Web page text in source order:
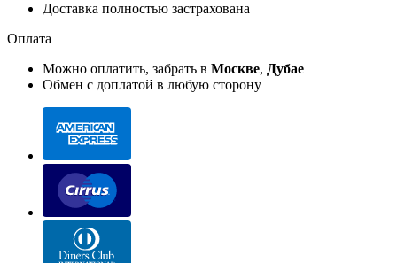
Доставка полностью застрахована
Оплата
Можно оплатить, забрать в Москве, Дубае
Обмен с доплатой в любую сторону